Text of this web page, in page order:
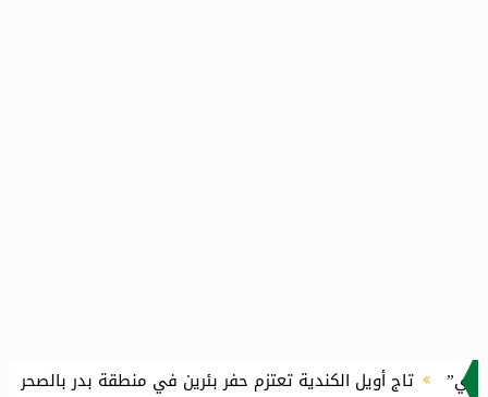
الكندية تعتزم حفر بئرين في منطقة بدر بالصحراء الغربية باستثمارات 16.1 مليون